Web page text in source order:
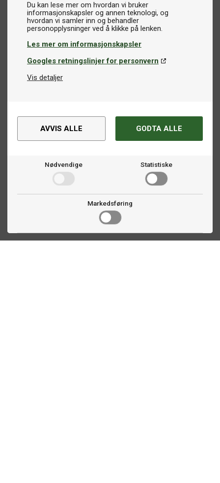
Du kan lese mer om hvordan vi bruker
informasjonskapsler og annen teknologi, og
hvordan vi samler inn og behandler
Les mer om informasjonskapsler
Googles retningslinjer for personvern
Vis detaljer
AVVIS ALLE GODTA ALLE
Nødvendige Statistiske
Markedsføring